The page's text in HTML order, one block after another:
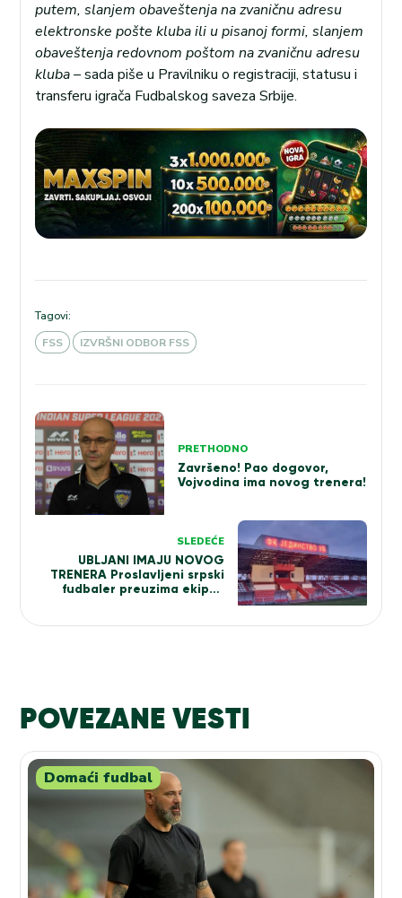
putem, slanjem obaveštenja na zvaničnu adresu
elektronske pošte kluba ili u pisanoj formi, slanjem
obaveštenja redovnom poštom na zvaničnu adresu
kluba –sada piše u Pravilniku o registraciji, statusu i
transferu igrača Fudbalskog saveza Srbije.
Tagovi:
FSS
IZVRŠNI ODBOR FSS
Kretanje
članka
PRETHODNO
Završeno! Pao dogovor,
Vojvodina ima novog trenera!
SLEDEĆE
UBLJANI IMAJU NOVOG
TRENERA Proslavljeni srpski
fudbaler preuzima ekipu i
POVEZANE VESTI
Domaći fudbal